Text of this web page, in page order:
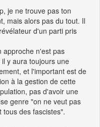
je ne trouve pas ton
mais alors pas du tout. Il
d'un parti pris
approche n'est pas
y aura toujours une
et l'important est de
à la gestion de cette
pas d'avoir une
genre "on ne veut pas
tous des fascistes".